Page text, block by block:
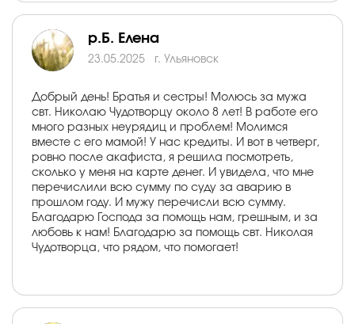
р.Б. Елена
23.05.2025 г. Ульяновск
Добрый день! Братья и сестры! Молюсь за мужа
свт. Николаю Чудотворцу около 8 лет! В работе его
много разных неурядиц и проблем! Молимся
вместе с его мамой! У нас кредиты. И вот в четверг,
ровно после акафиста, я решила посмотреть,
сколько у меня на карте денег. И увидела, что мне
перечислили всю сумму по суду за аварию в
прошлом году. И мужу перечисли всю сумму.
Благодарю Господа за помощь нам, грешным, и за
любовь к нам! Благодарю за помощь свт. Николая
Чудотворца, что рядом, что помогает!